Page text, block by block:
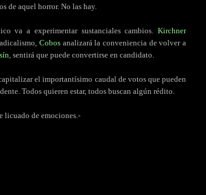
de aquel horror. No las hay.
va a experimentar sustanciales cambios. Kirchner
Cobosanalizará la conveniencia de volver a
, sentirá que puede convertirse en candidato.
el importantísimo caudal de votos que pueden
Todos quieren estar, todos buscan algún rédito.
licuado de emociones.-